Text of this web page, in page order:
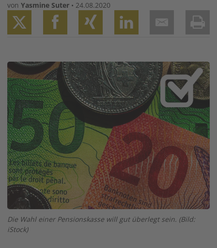
von Yasmine Suter • 24.08.2020
Image
Die Wahl einer Pensionskasse will gut überlegt sein. (Bild:
iStock)